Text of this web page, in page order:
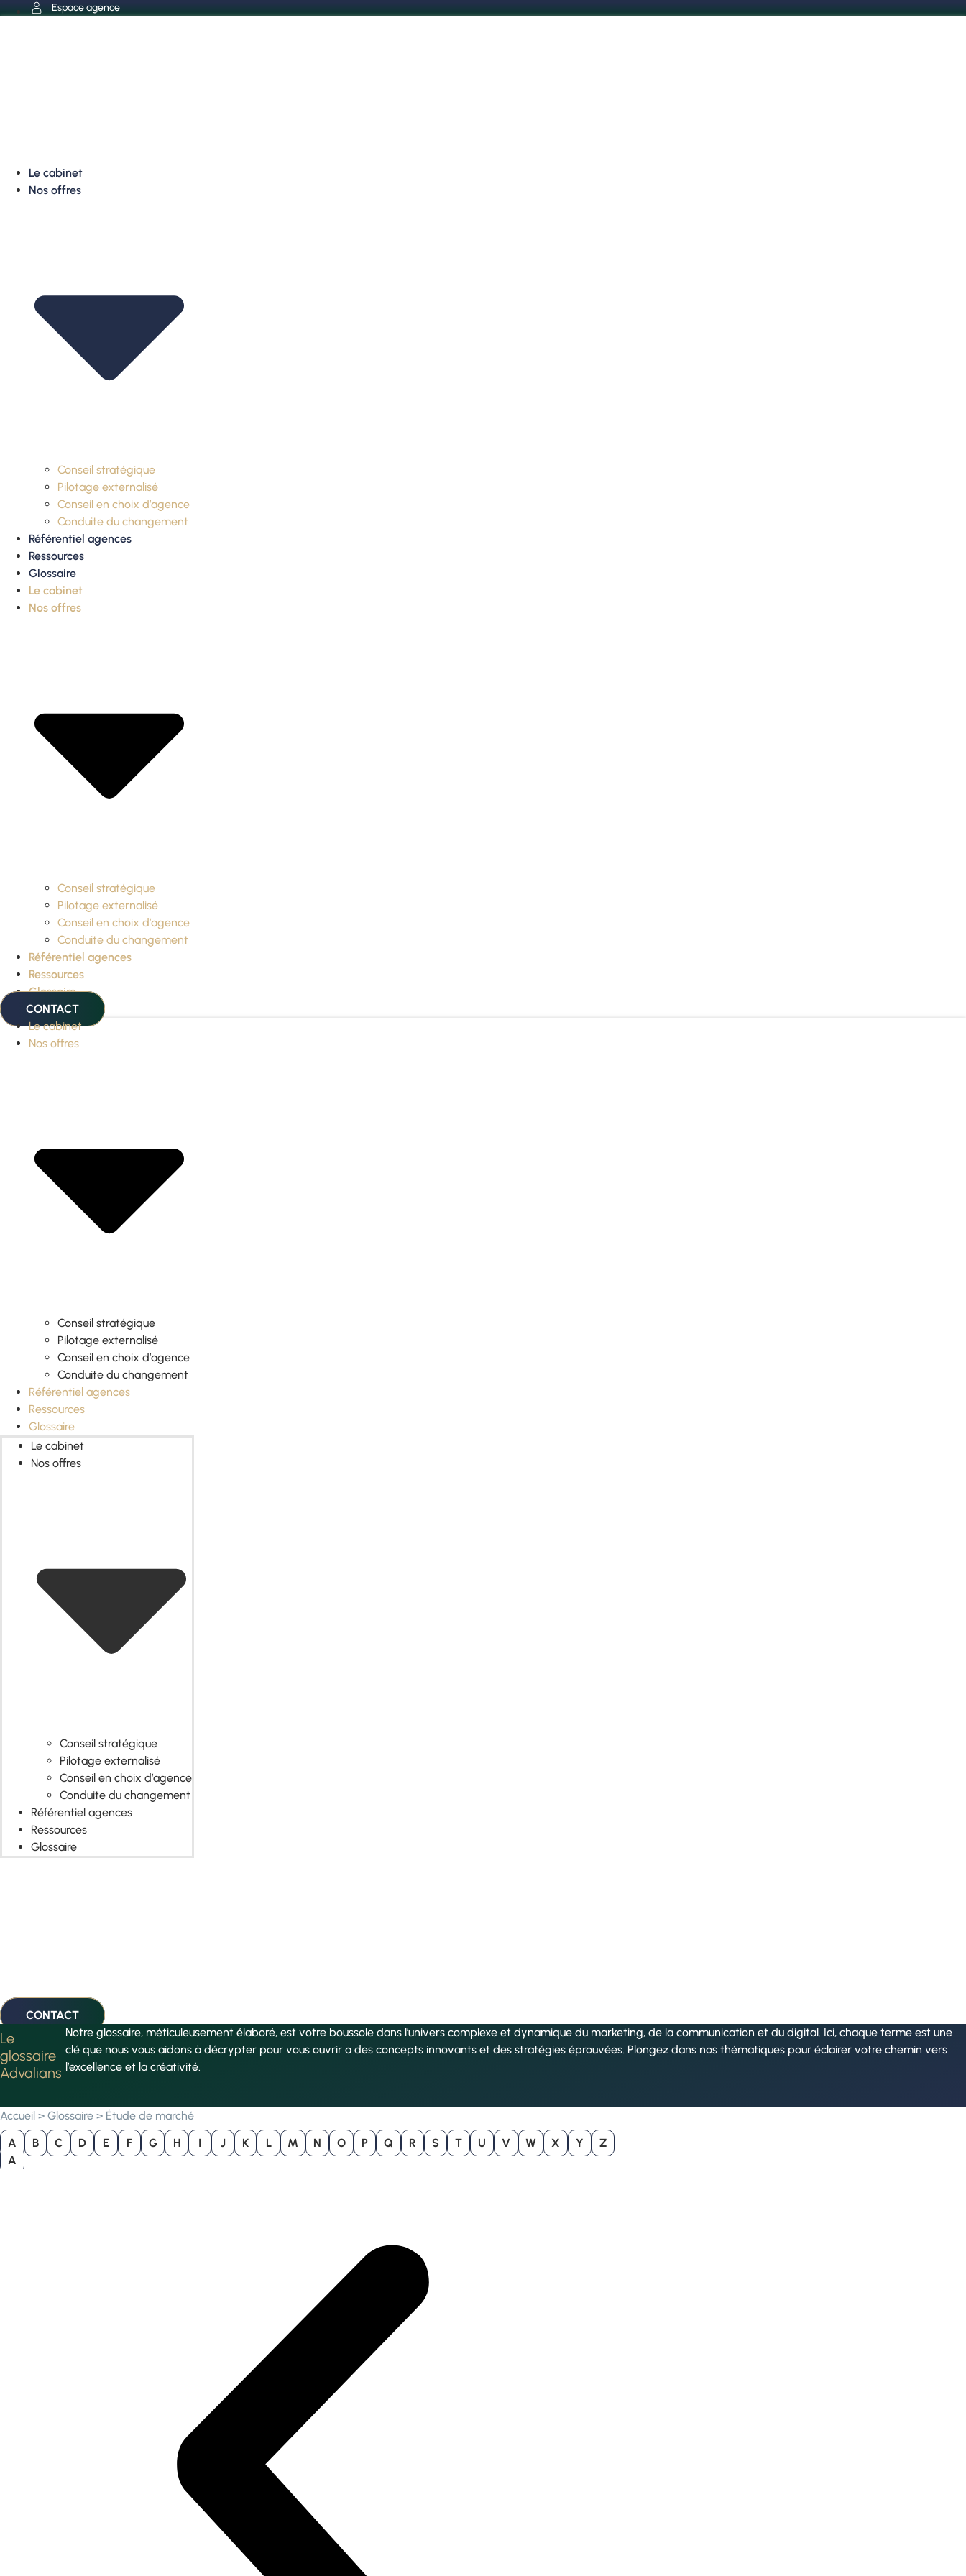
Aller
Espace agence
Le cabinet
Nos offres
Conseil stratégique
Pilotage externalisé
Conseil en choix d’agence
Conduite du changement
Référentiel agences
Ressources
Glossaire
Le cabinet
Nos offres
Conseil stratégique
Pilotage externalisé
Conseil en choix d’agence
Conduite du changement
Référentiel agences
Ressources
Glossaire
CONTACT
Le cabinet
Nos offres
Conseil stratégique
Pilotage externalisé
Conseil en choix d’agence
Conduite du changement
Référentiel agences
Ressources
Glossaire
Le cabinet
Nos offres
Conseil stratégique
Pilotage externalisé
Conseil en choix d’agence
Conduite du changement
Référentiel agences
Ressources
Glossaire
CONTACT
Le
glossaire
Advalians
Notre glossaire, méticuleusement élaboré, est votre boussole dans l’univers complexe et dynamique du marketing, de la communication et du digital. Ici, chaque terme est une
clé que nous vous aidons à décrypter pour vous ouvrir a des concepts innovants et des stratégies éprouvées. Plongez dans nos thématiques pour éclairer votre chemin vers
l’excellence et la créativité.
Accueil > Glossaire > Étude de marché
A B C D E F G H I J K L M N O P Q R S T U V W X Y
Z
A